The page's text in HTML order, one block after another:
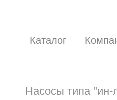
Каталог
Насосы типа "ин-